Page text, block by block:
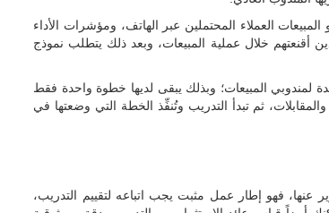
العملاء المحتملين عبر الهاتف، ومؤشرات الأداء
أقنعتهم خلال عملية المبيعات، وبعد ذلك يتطلب نموذج
لمندوبي المبيعات؛ وبذلك يبقى لديها خطوة واحدة فقط
ثم تبدأ التدريب وتُنفِّذ الخطة التي وضعتها في
عنها، فهو إطار عمل مثبت يجب اتباعه لتقييم التدريب،